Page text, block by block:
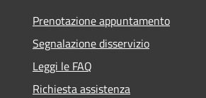
Prenotazione appuntamento
Segnalazione disservizio
Leggi le FAQ
Richiesta assistenza